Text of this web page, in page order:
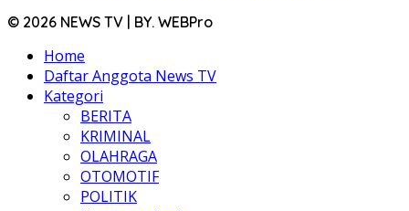
© 2026 NEWS TV | BY. WEBPro
Home
Daftar Anggota News TV
Kategori
BERITA
KRIMINAL
OLAHRAGA
OTOMOTIF
POLITIK